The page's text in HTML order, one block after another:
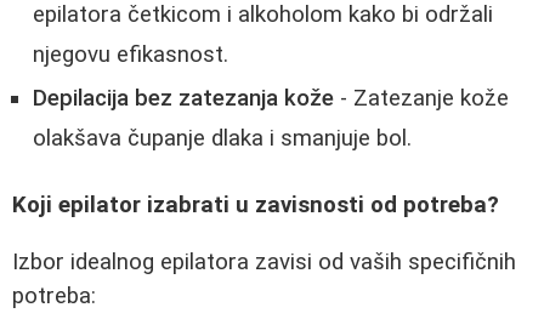
epilatora četkicom i alkoholom kako bi održali
njegovu efikasnost.
Depilacija bez zatezanja kože - Zatezanje kože
olakšava čupanje dlaka i smanjuje bol.
Koji epilator izabrati u zavisnosti od potreba?
Izbor idealnog epilatora zavisi od vaših specifičnih
potreba: